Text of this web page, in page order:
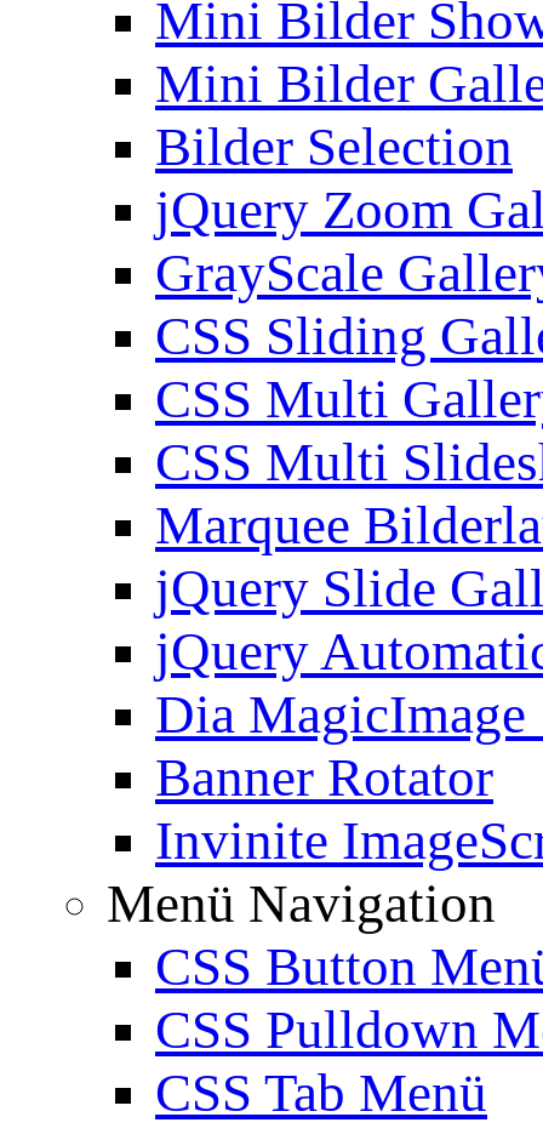
Mini Bilder
Mini Bilder
Bilder Selection
jQuery Zoom
GrayScale
CSS Sliding
CSS Multi
CSS Multi
Marquee
jQuery Slide
jQuery
Dia MagicImage
Banner Rotator
Invinite
Menü Navigation
CSS Button
CSS Pulldown
CSS Tab Menü